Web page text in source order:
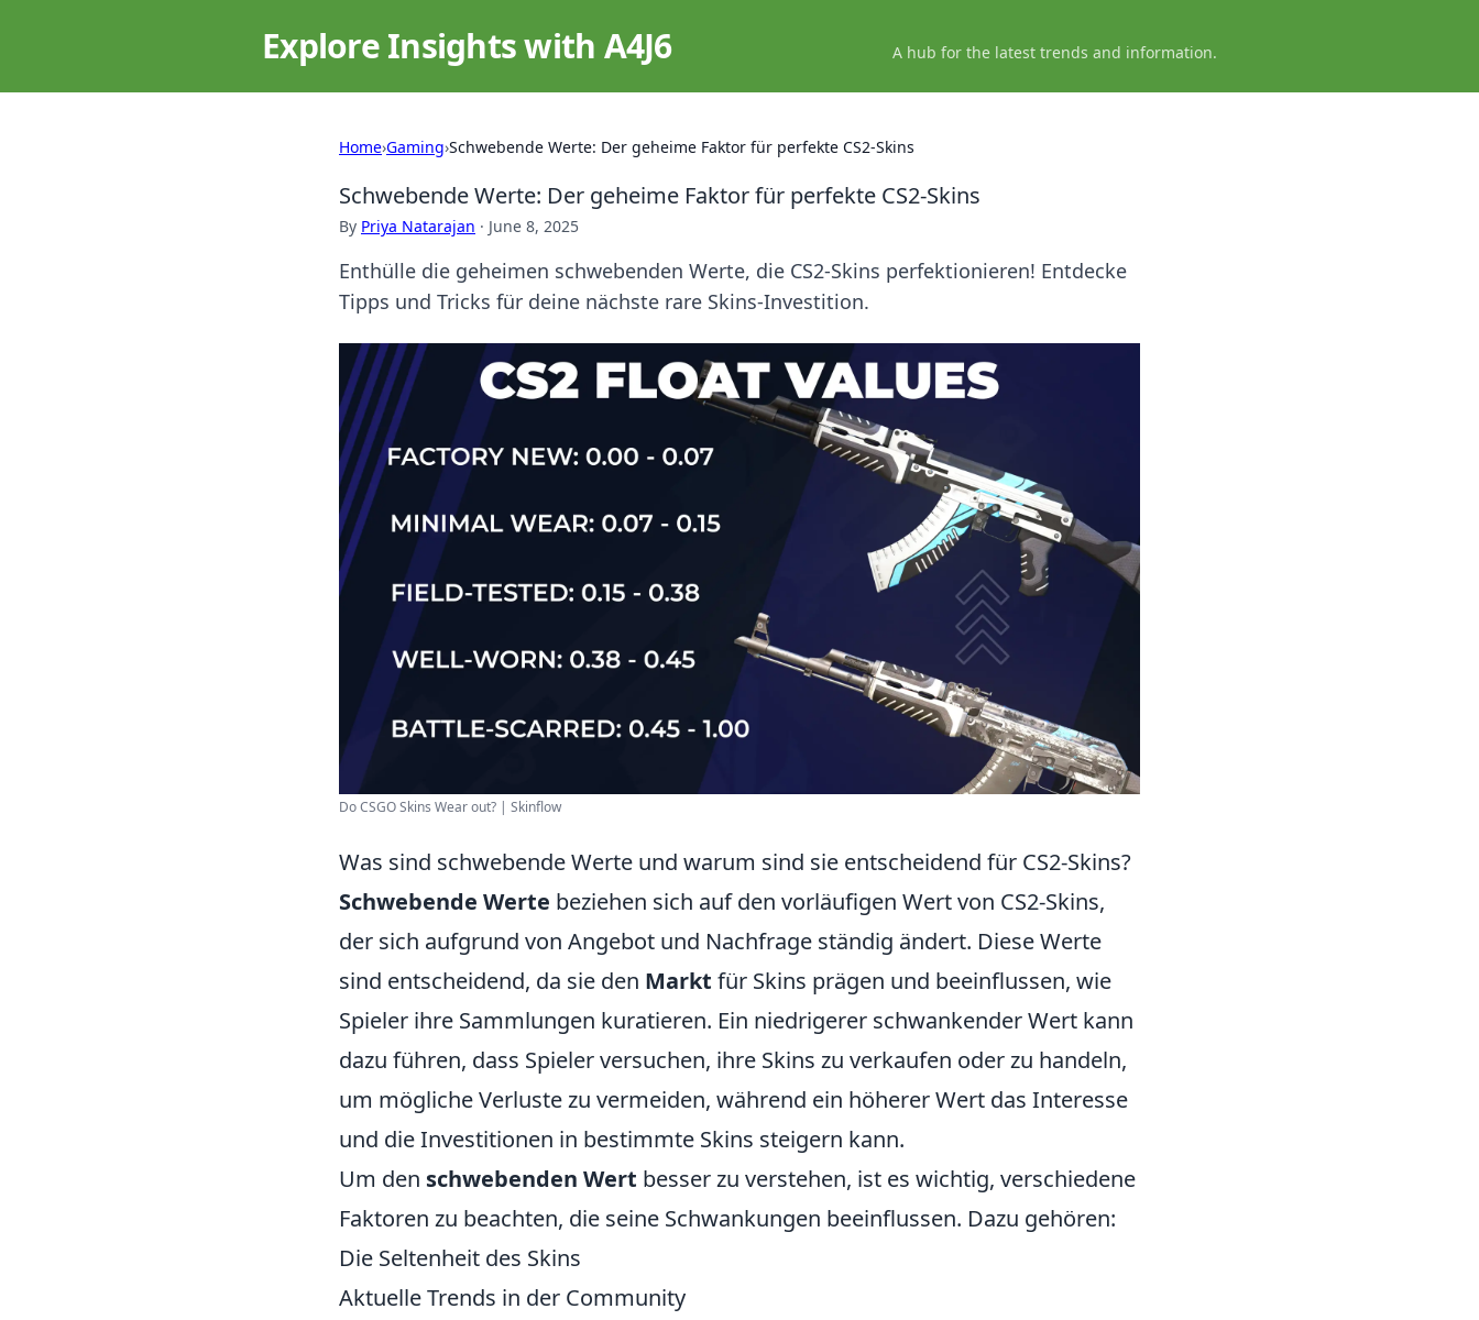
Explore Insights with A4J6 A hub for the latest trends and information.
Home›Gaming›Schwebende Werte: Der geheime Faktor für perfekte CS2-Skins
Schwebende Werte: Der geheime Faktor für perfekte CS2-Skins
By Priya Natarajan · June 8, 2025
Enthülle die geheimen schwebenden Werte, die CS2-Skins perfektionieren! Entdecke
Tipps und Tricks für deine nächste rare Skins-Investition.
Do CSGO Skins Wear out? | Skinflow
Was sind schwebende Werte und warum sind sie entscheidend für CS2-Skins?
Schwebende Werte beziehen sich auf den vorläufigen Wert von CS2-Skins,
der sich aufgrund von Angebot und Nachfrage ständig ändert. Diese Werte
sind entscheidend, da sie den Markt für Skins prägen und beeinflussen, wie
Spieler ihre Sammlungen kuratieren. Ein niedrigerer schwankender Wert kann
dazu führen, dass Spieler versuchen, ihre Skins zu verkaufen oder zu handeln,
um mögliche Verluste zu vermeiden, während ein höherer Wert das Interesse
und die Investitionen in bestimmte Skins steigern kann.
Um den schwebenden Wert besser zu verstehen, ist es wichtig, verschiedene
Faktoren zu beachten, die seine Schwankungen beeinflussen. Dazu gehören:
Die Seltenheit des Skins
Aktuelle Trends in der Community